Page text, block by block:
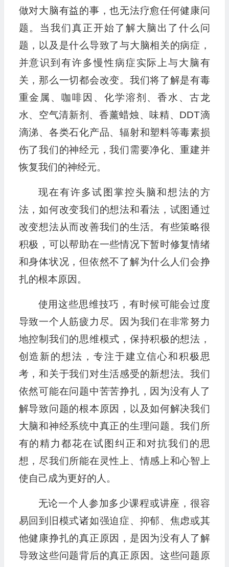
做对大脑有益的事，也无法疗愈任何健康问
题。当我们真正开始了解大脑出了什么问
题，以及是什么导致了与大脑相关的病症，
并意识到有许多慢性病症实际上与大脑有
关，那么一切都会改变。我们将了解是有毒
重金属、咖啡因、化学溶剂、香水、古龙
水、空气清新剂、香薰蜡烛、味精、DDT滴
滴涕、各类石化产品、辐射和塑料等毒素损
伤了我们的神经元，我们需要净化、重建并
恢复我们的神经元。
现在有许多试图掌控头脑和想法的方
法，如何改变我们的想法和看法，试图通过
改变想法从而改善我们的生活。有些策略很
积极，可以帮助在一些情况下暂时修复情绪
和身体状况，但依然不了解为什么人们会挣
扎的根本原因。
使用这些思维技巧，有时候可能会过度
导致一个人筋疲力尽。因为我们在非常努力
地控制我们的思维模式，保持积极的想法，
创造新的想法，专注于建立信心和积极思
考，和关于我们对生活感受的新想法。我们
依然可能在问题中苦苦挣扎，因为没有人了
解导致问题的根本原因，以及如何解决我们
大脑和神经系统中真正的生理问题。我们所
有的精力都花在试图纠正和对抗我们的思
想，尽我们所能在灵性上、情感上和心智上
使自己成为更好的人。
无论一个人参加多少课程或讲座，很容
易回到旧模式诸如强迫症、抑郁、焦虑或其
他健康挣扎的真正原因，是因为没有人了解
导致这些问题背后的真正原因。这些问题原